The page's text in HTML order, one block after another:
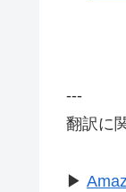
---
翻訳に
▶